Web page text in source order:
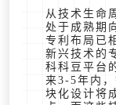
从技术生命
处于成熟期
专利布局已
新兴技术的
科科豆平台
来3-5年内
块化设计将